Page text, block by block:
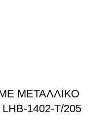
ΜΕ ΜΕΤΑΛΛΙΚΟ
1402-T/205